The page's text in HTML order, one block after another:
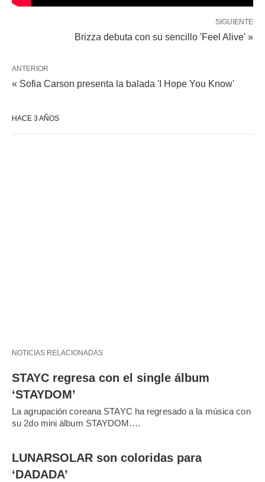
SIGUIENTE
Brizza debuta con su sencillo 'Feel Alive' »
ANTERIOR
« Sofia Carson presenta la balada 'I Hope You Know'
HACE 3 AÑOS
NOTICIAS RELACIONADAS
STAYC regresa con el single álbum
‘STAYDOM’
La agrupación coreana STAYC ha regresado a la música con
su 2do mini álbum STAYDOM.…
LUNARSOLAR son coloridas para
‘DADADA’